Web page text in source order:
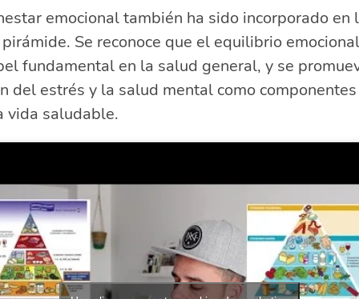
emocional también ha sido incorporado en
Se reconoce que el equilibrio
fundamental en la salud general, y se
del estrés y la salud mental como
vida saludable.